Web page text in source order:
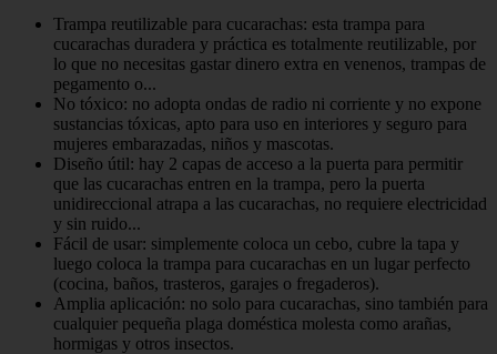
Trampa reutilizable para cucarachas: esta trampa para
cucarachas duradera y práctica es totalmente reutilizable, por
lo que no necesitas gastar dinero extra en venenos, trampas de
pegamento o...
No tóxico: no adopta ondas de radio ni corriente y no expone
sustancias tóxicas, apto para uso en interiores y seguro para
mujeres embarazadas, niños y mascotas.
Diseño útil: hay 2 capas de acceso a la puerta para permitir
que las cucarachas entren en la trampa, pero la puerta
unidireccional atrapa a las cucarachas, no requiere electricidad
y sin ruido...
Fácil de usar: simplemente coloca un cebo, cubre la tapa y
luego coloca la trampa para cucarachas en un lugar perfecto
(cocina, baños, trasteros, garajes o fregaderos).
Amplia aplicación: no solo para cucarachas, sino también para
cualquier pequeña plaga doméstica molesta como arañas,
hormigas y otros insectos.